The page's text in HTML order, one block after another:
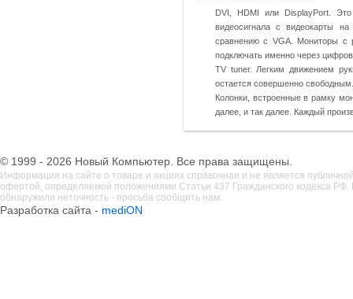
DVI, HDMI или DisplayPort.
видеосигнала с видеокарты
сравнению с VGA. Мониторы с
подключать именно через
TV tuner. Легким движением
остается совершенно свободным.
Колонки, встроенные в рамку
далее, и так далее. Каждый
© 1999 - 2026 Новый Компьютер. Все права защищены.
Информация на сайте о товаре и акциях справочная и не является
офертой, определяемой положениями Статьи 437 Гражданского кодекса РФ.
обнаружили неточность - просьба сообщить нам.
Разработка сайта - mediON